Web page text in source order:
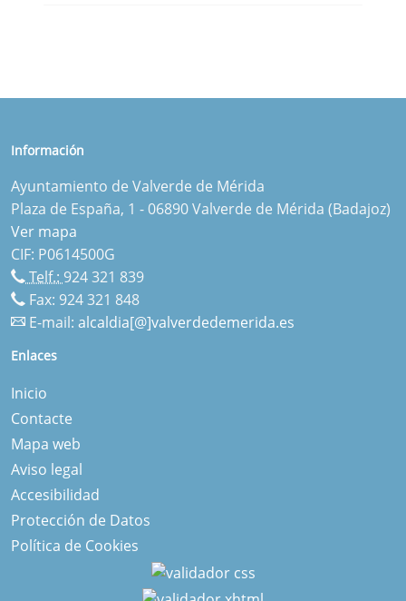
Información
Ayuntamiento de Valverde de Mérida
Plaza de España, 1 - 06890 Valverde de Mérida (Badajoz)
Ver mapa
CIF: P0614500G
Telf.: 924 321 839
Fax: 924 321 848
E-mail: alcaldia[@]valverdedemerida.es
Enlaces
Inicio
Contacte
Mapa web
Aviso legal
Accesibilidad
Protección de Datos
Política de Cookies